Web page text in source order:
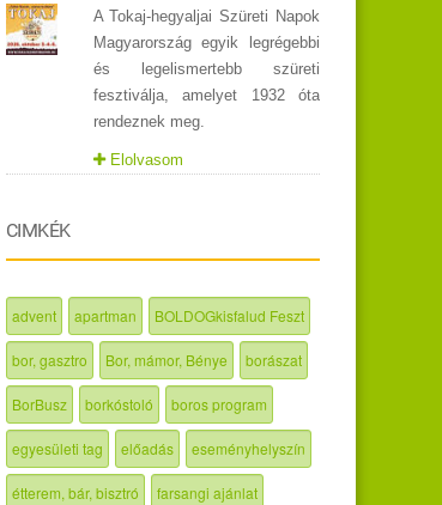
A Tokaj-hegyaljai Szüreti Napok
Magyarország egyik legrégebbi
és legelismertebb szüreti
fesztiválja, amelyet 1932 óta
rendeznek meg.
Elolvasom
CIMKÉK
advent apartman BOLDOGkisfalud Feszt
bor, gasztro Bor, mámor, Bénye borászat
BorBusz borkóstoló boros program
egyesületi tag előadás eseményhelyszín
étterem, bár, bisztró farsangi ajánlat